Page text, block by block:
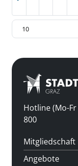
Hotline (Mo-
800
Mitgliedschaft
Angebote